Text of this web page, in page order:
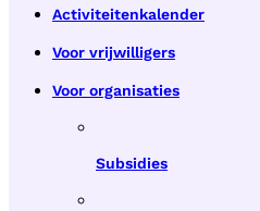
Activiteitenkalender
Voor vrijwilligers
Voor organisaties
Subsidies